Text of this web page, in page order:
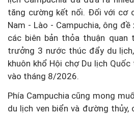
tăng cường kết nối. Đối với cơ
Nam - Lào - Campuchia, ông
các biên bản thỏa thuận quan
trưởng 3 nước thúc đẩy du
khuôn khổ Hội chợ Du lịch Quốc
vào tháng 8/2026.
Phía Campuchia cũng mong
du lịch ven biển và đường